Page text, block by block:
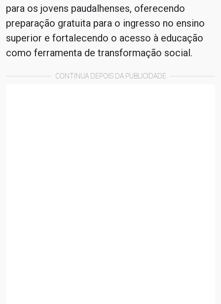
para os jovens paudalhenses, oferecendo
preparação gratuita para o ingresso no ensino
superior e fortalecendo o acesso à educação
como ferramenta de transformação social.
CONTINUA DEPOIS DA PUBLICIDADE